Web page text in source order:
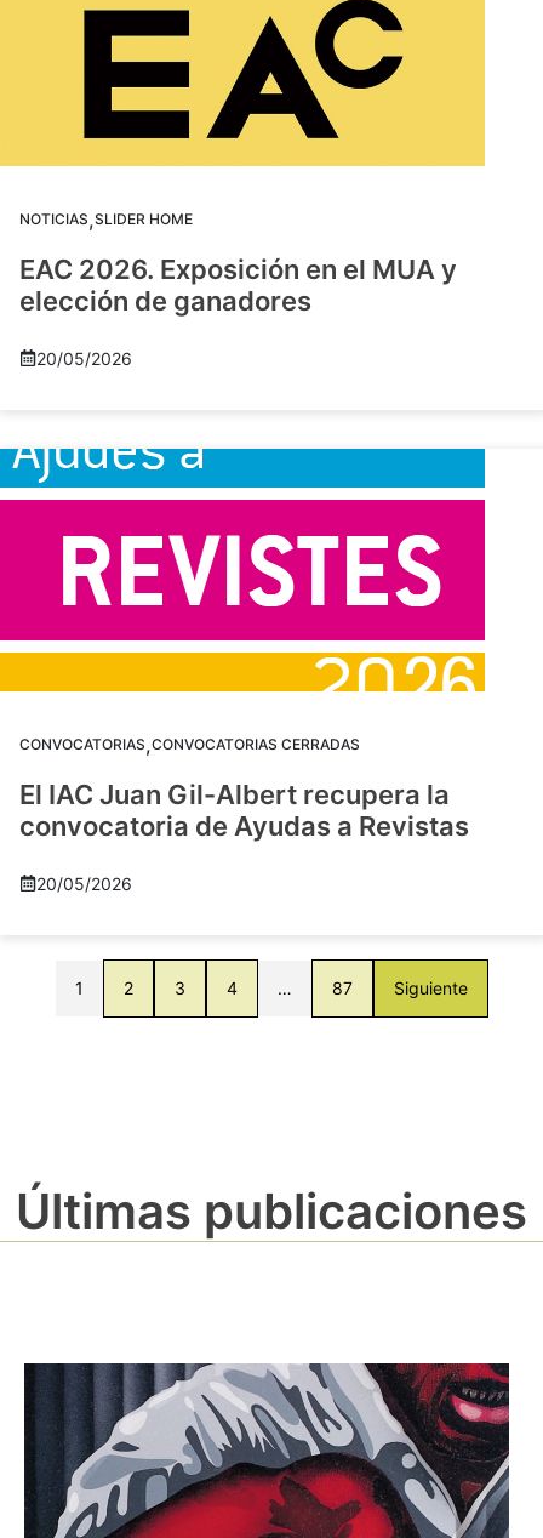
NOTICIAS,SLIDER HOME
EAC 2026. Exposición en el MUA y
elección de ganadores
20/05/2026
CONVOCATORIAS,CONVOCATORIAS CERRADAS
El IAC Juan Gil-Albert recupera la
convocatoria de Ayudas a Revistas
20/05/2026
1 2 3 4 … 87 Siguiente
Últimas publicaciones